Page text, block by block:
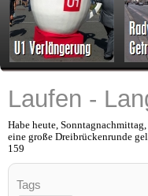
Laufen -
Habe heute,
eine große Dreibrückenrunde
159
Tags